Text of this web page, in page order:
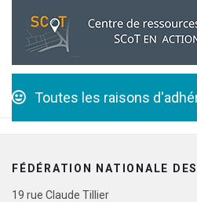
Toutes les raisons
FÉDÉRATION NATIONALE
19 rue Claude Tillier